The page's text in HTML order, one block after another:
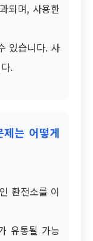
되며, 사용한
있습니다. 사
.
는 어떻게
환전소를 이
유통될 가능